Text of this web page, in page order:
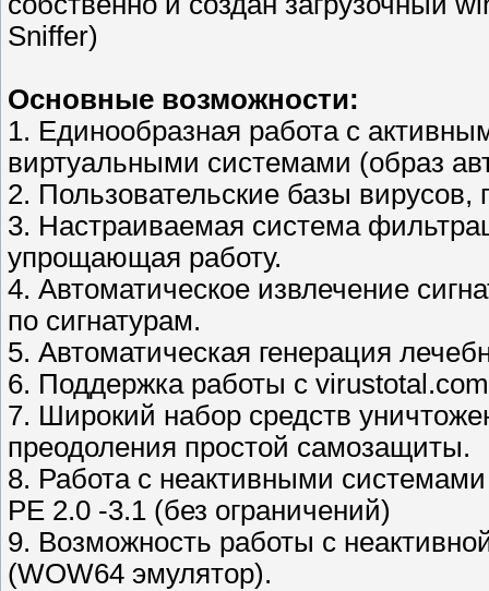
Sniffer)
Основные возможности:
1. Единообразная работа с
виртуальными системами (образ
2. Пользовательские базы
3. Настраиваемая система
упрощающая работу.
4. Автоматическое извлечение
по сигнатурам.
5. Автоматическая генерация
6. Поддержка работы с
7. Широкий набор средств
преодоления простой самозащиты.
8. Работа с неактивными
PE 2.0 -3.1 (без ограничений)
9. Возможность работы с
(WOW64 эмулятор).